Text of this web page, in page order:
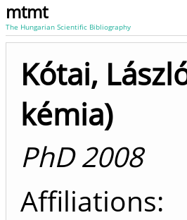
mtmt
The Hungarian Scientific Bibliography
Kótai,
kémia)
PhD 2008
Affiliations